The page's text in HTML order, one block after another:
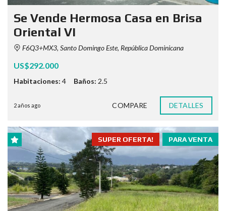
Se Vende Hermosa Casa en Brisa
Oriental VI
F6Q3+MX3, Santo Domingo Este, República Dominicana
US$292.000
Habitaciones: 4 Baños: 2.5
2 años ago COMPARE DETALLES
PARA VENTA
SUPER OFERTA!